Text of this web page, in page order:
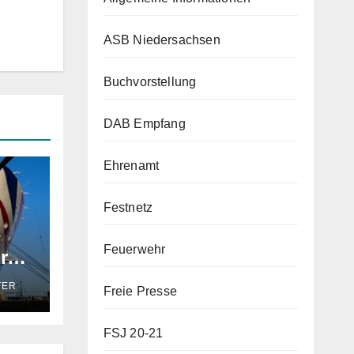
ASB Niedersachsen
Buchvorstellung
DAB Empfang
Ehrenamt
Festnetz
Feuerwehr
Freie Presse
FSJ 20-21